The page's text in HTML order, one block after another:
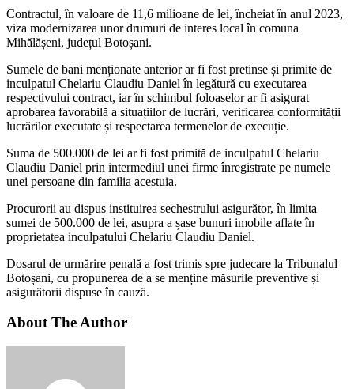
Contractul, în valoare de 11,6 milioane de lei, încheiat în anul 2023,
viza modernizarea unor drumuri de interes local în comuna
Mihălășeni, județul Botoșani.
Sumele de bani menționate anterior ar fi fost pretinse și primite de
inculpatul Chelariu Claudiu Daniel în legătură cu executarea
respectivului contract, iar în schimbul foloaselor ar fi asigurat
aprobarea favorabilă a situațiilor de lucrări, verificarea conformității
lucrărilor executate și respectarea termenelor de execuție.
Suma de 500.000 de lei ar fi fost primită de inculpatul Chelariu
Claudiu Daniel prin intermediul unei firme înregistrate pe numele
unei persoane din familia acestuia.
Procurorii au dispus instituirea sechestrului asigurător, în limita
sumei de 500.000 de lei, asupra a șase bunuri imobile aflate în
proprietatea inculpatului Chelariu Claudiu Daniel.
Dosarul de urmărire penală a fost trimis spre judecare la Tribunalul
Botoșani, cu propunerea de a se menține măsurile preventive și
asigurătorii dispuse în cauză.
About The Author